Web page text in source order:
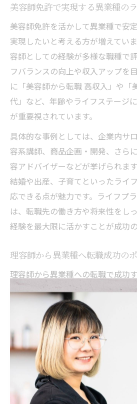
美容師免許で実現する異業種の
美容師免許を活かして異業種で安
実現したいと考える方が増えてい
容師としての経験が多様な職種で
フバランスの向上や収入アップを
に「美容師から転職 高収入」や「
代」など、年齢やライフステージ
が重要視されています。
具体的な事例としては、企業内サ
容系講師、商品企画・開発、さら
容アドバイザーなどが挙げられま
結婚や出産、子育てといったライ
応できる点が魅力です。ライフプ
は、転職先の働き方や将来性をし
経験を最大限に活かすことが成功
理容師から異業種へ転職成功の
理容師から異業種への転職で成功
な準備と自己分析が欠かせません
異業種へ転職理由」を整理し、自
き方を明確にしましょう。転職活
の経験や接客力、衛生管理能力が
れるケースが多いです。
成功事例として、理容師経験を活
の営業やインストラクター、また
む方もいます。失敗しないための